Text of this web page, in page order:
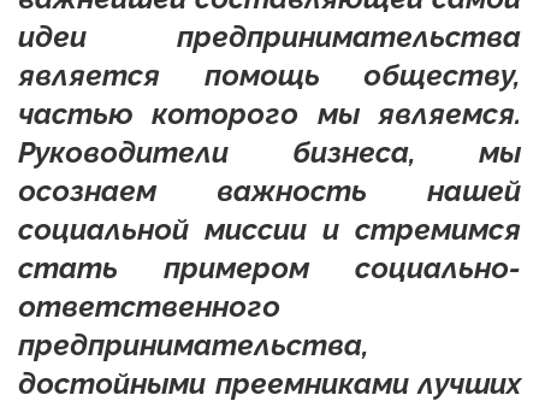
идеи предпринимательства
является помощь обществу,
частью которого мы являемся.
Руководители бизнеса, мы
осознаем важность нашей
социальной миссии и стремимся
стать примером социально-
ответственного
предпринимательства,
достойными преемниками лучших